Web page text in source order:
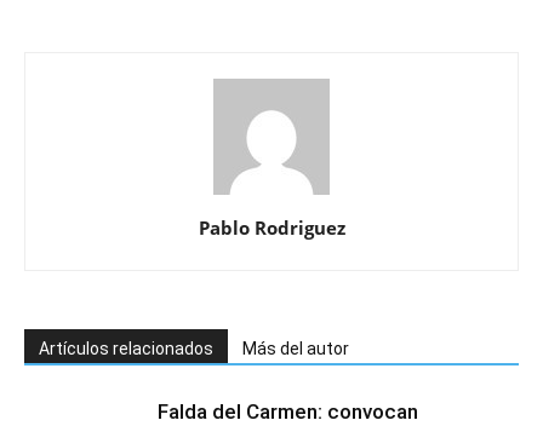
Pablo Rodriguez
Artículos relacionados Más del autor
Falda del Carmen: convocan